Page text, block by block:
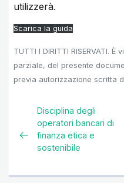
utilizzerà.
Scarica la guida
TUTTI I DIRITTI RISERVATI.
parziale, del presente
previa autorizzazione scritta
Disciplina degli
operatori bancari di
finanza etica e
sostenibile